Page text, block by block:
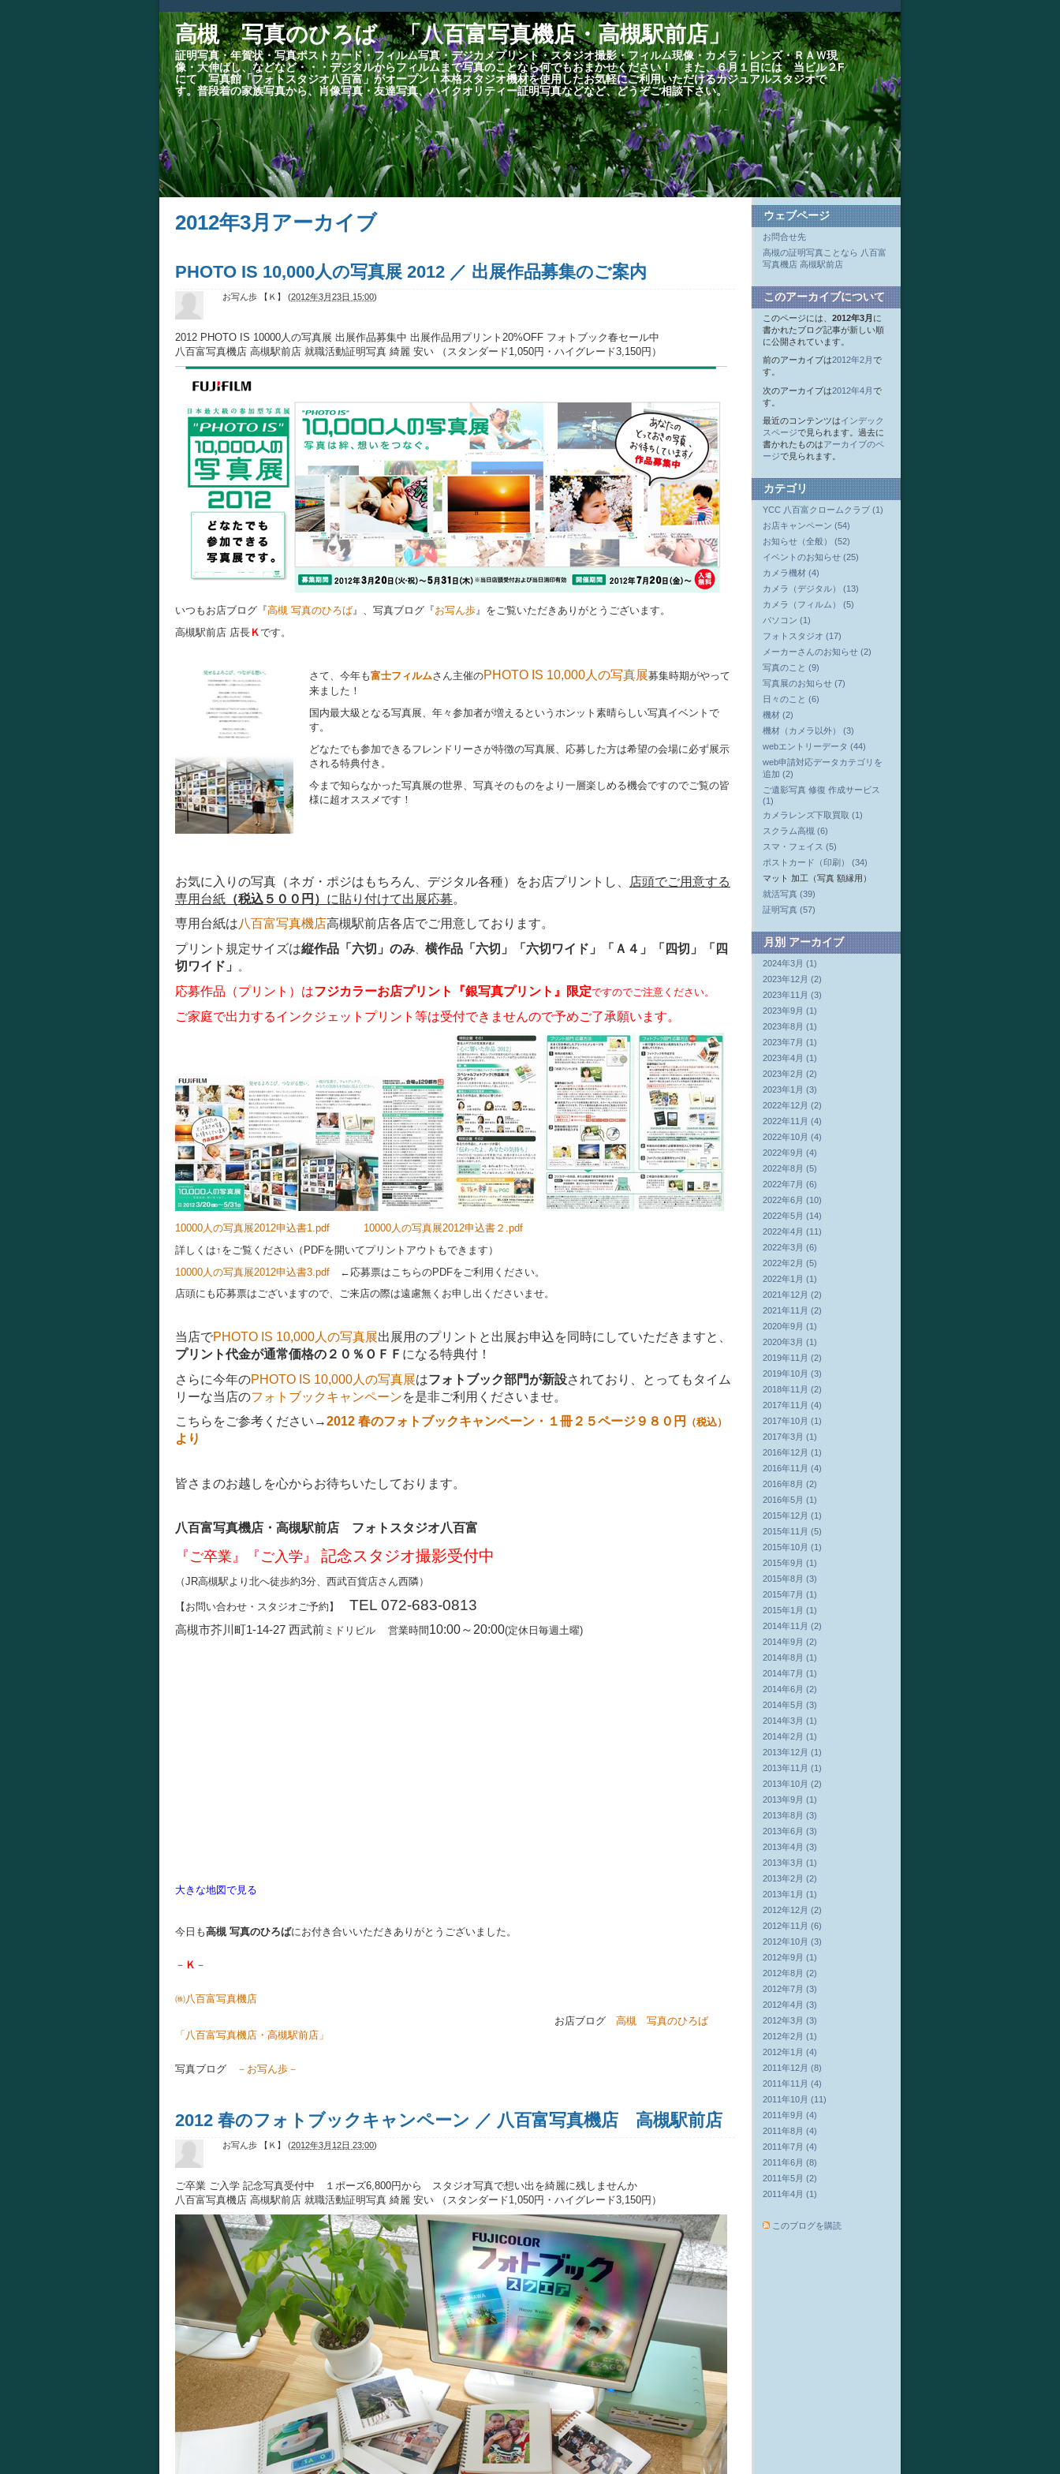
高槻 写真のひろば 「八百富写真機店・高槻駅前店」
証明写真・年賀状・写真ポストカード・フィルム写真・デジカメプリント・スタジオ撮影・フィルム現像・カメラ・レンズ・ＲＡＷ現
像・大伸ばし、などなど・・・デジタルからフィルムまで写真のことなら何でもおまかせください！ また、６月１日には 当ビル２F
にて 写真館「フォトスタジオ八百富」がオープン！本格スタジオ機材を使用したお気軽にご利用いただけるカジュアルスタジオで
す。普段着の家族写真から、肖像写真・友達写真、ハイクオリティー証明写真などなど、どうぞご相談下さい。
2012年3月アーカイブ
PHOTO IS 10,000人の写真展 2012 ／ 出展作品募集のご案内
お写ん歩 【Ｋ】 (2012年3月23日 15:00)
2012 PHOTO IS 10000人の写真展 出展作品募集中 出展作品用プリント20%OFF フォトブック春セール中
八百富写真機店 高槻駅前店 就職活動証明写真 綺麗 安い （スタンダード1,050円・ハイグレード3,150円）
いつもお店ブログ『高槻 写真のひろば』、写真ブログ『お写ん歩』をご覧いただきありがとうございます。
高槻駅前店 店長 Ｋ です。
さて、今年も富士フィルムさん主催のPHOTO IS 10,000人の写真展募集時期がやって
来ました！
国内最大級となる写真展、年々参加者が増えるというホンット素晴らしい写真イベントで
す。
どなたでも参加できるフレンドリーさが特徴の写真展、応募した方は希望の会場に必ず展示
される特典付き。
今まで知らなかった写真展の世界、写真そのものをより一層楽しめる機会ですのでご覧の皆
様に超オススメです！
お気に入りの写真（ネガ・ポジはもちろん、デジタル各種）をお店プリントし、
店頭でご用意する
専用台紙 （税込５００円） に貼り付けて出展応募。
専用台紙は八百富写真機店高槻駅前店各店でご用意しております。
プリント規定サイズは縦作品「六切」のみ、 横作品「六切」「六切ワイド」「Ａ４」「四切」「四
切ワイド」
。
応募作品（プリント）はフジカラーお店プリント『銀写真プリント』限定ですのでご注意ください。
ご家庭で出力するインクジェットプリント等は受付できませんので予めご了承願います。
10000人の写真展2012申込書1.pdf
10000人の写真展2012申込書２.pdf
詳しくは↑をご覧ください（PDFを開いてプリントアウトもできます）
10000人の写真展2012申込書3.pdf ←応募票はこちらのPDFをご利用ください。
店頭にも応募票はございますので、ご来店の際は遠慮無くお申し出くださいませ。
当店でPHOTO IS 10,000人の写真展出展用のプリントと出展お申込を同時にしていただきますと、
プリント代金が通常価格の２０％ＯＦＦ になる特典付！
さらに今年のPHOTO IS 10,000人の写真展はフォトブック部門が新設されており、とってもタイム
リーな当店のフォトブックキャンペーンを是非ご利用くださいませ。
こちらをご参考ください→2012 春のフォトブックキャンペーン・１冊２５ページ９８０円 （税込）
より
皆さまのお越しを心からお待ちいたしております。
八百富写真機店・高槻駅前店 フォトスタジオ八百富
『ご卒業』『ご入学』 記念スタジオ撮影受付中
（JR高槻駅より北へ徒歩約3分、西武百貨店さん西隣）
【お問い合わせ・スタジオご予約】 TEL 072-683-0813
高槻市芥川町1-14-27 西武前 ミドリビル 営業時間 10:00～20:00(定休日毎週土曜)
大きな地図で見る
今日も高槻 写真のひろばにお付き合いいただきありがとうございました。
－ Ｋ －
㈱八百富写真機店
お店ブログ 高槻 写真のひろば
「八百富写真機店・高槻駅前店」
写真ブログ －お写ん歩－
2012 春のフォトブックキャンペーン ／ 八百富写真機店 高槻駅前店
お写ん歩 【Ｋ】 (2012年3月12日 23:00)
ご卒業 ご入学 記念写真受付中 １ポーズ6,800円から スタジオ写真で想い出を綺麗に残しませんか
八百富写真機店 高槻駅前店 就職活動証明写真 綺麗 安い （スタンダード1,050円・ハイグレード3,150円）
ウェブページ
お問合せ先
高槻の証明写真ことなら 八百富
写真機店 高槻駅前店
このアーカイブについて
このページには、 2012年3月 に
書かれたブログ記事が新しい順
に公開されています。
前のアーカイブは2012年2月 で
す。
次のアーカイブは2012年4月で
す。
最近のコンテンツはインデック
スページで見られます。過去に
書かれたものはアーカイブのペ
ージで見られます。
カテゴリ
YCC 八百富クロームクラブ (1)
お店キャンペーン (54)
お知らせ（全般） (52)
イベントのお知らせ (25)
カメラ機材 (4)
カメラ（デジタル） (13)
カメラ（フィルム） (5)
パソコン (1)
フォトスタジオ (17)
メーカーさんのお知らせ (2)
写真のこと (9)
写真展のお知らせ (7)
日々のこと (6)
機材 (2)
機材（カメラ以外） (3)
webエントリーデータ (44)
web申請対応データカテゴリを
追加 (2)
ご遺影写真 修復 作成サービス
(1)
カメラレンズ下取買取 (1)
スクラム高槻 (6)
スマ・フェイス (5)
ポストカード（印刷） (34)
マット 加工（写真 額縁用）
就活写真 (39)
証明写真 (57)
月別アーカイブ
2024年3月 (1)
2023年12月 (2)
2023年11月 (3)
2023年9月 (1)
2023年8月 (1)
2023年7月 (1)
2023年4月 (1)
2023年2月 (2)
2023年1月 (3)
2022年12月 (2)
2022年11月 (4)
2022年10月 (4)
2022年9月 (4)
2022年8月 (5)
2022年7月 (6)
2022年6月 (10)
2022年5月 (14)
2022年4月 (11)
2022年3月 (6)
2022年2月 (5)
2022年1月 (1)
2021年12月 (2)
2021年11月 (2)
2020年9月 (1)
2020年3月 (1)
2019年11月 (2)
2019年10月 (3)
2018年11月 (2)
2017年11月 (4)
2017年10月 (1)
2017年3月 (1)
2016年12月 (1)
2016年11月 (4)
2016年8月 (2)
2016年5月 (1)
2015年12月 (1)
2015年11月 (5)
2015年10月 (1)
2015年9月 (1)
2015年8月 (3)
2015年7月 (1)
2015年1月 (1)
2014年11月 (2)
2014年9月 (2)
2014年8月 (1)
2014年7月 (1)
2014年6月 (2)
2014年5月 (3)
2014年3月 (1)
2014年2月 (1)
2013年12月 (1)
2013年11月 (1)
2013年10月 (2)
2013年9月 (1)
2013年8月 (3)
2013年6月 (3)
2013年4月 (3)
2013年3月 (1)
2013年2月 (2)
2013年1月 (1)
2012年12月 (2)
2012年11月 (6)
2012年10月 (3)
2012年9月 (1)
2012年8月 (2)
2012年7月 (3)
2012年4月 (3)
2012年3月 (3)
2012年2月 (1)
2012年1月 (4)
2011年12月 (8)
2011年11月 (4)
2011年10月 (11)
2011年9月 (4)
2011年8月 (4)
2011年7月 (4)
2011年6月 (8)
2011年5月 (2)
2011年4月 (1)
このブログを購読